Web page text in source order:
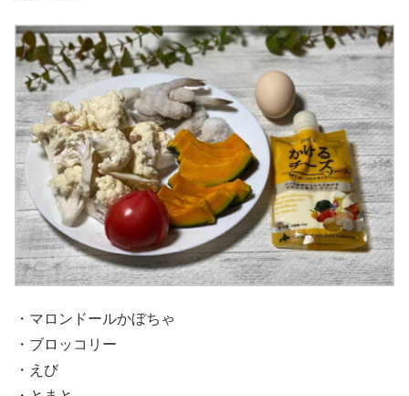
・マロンドールかぼちゃ
・ブロッコリー
・えび